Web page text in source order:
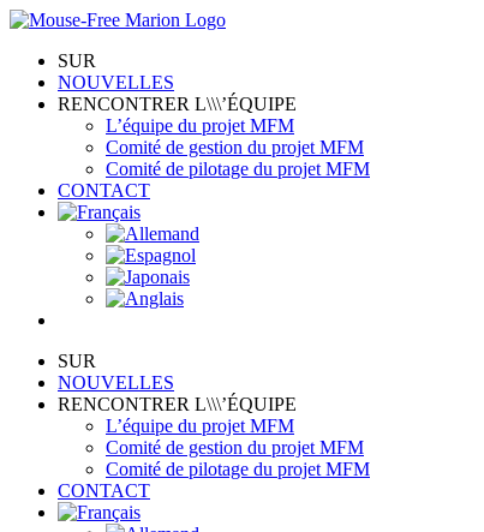
Skip
contentSUR
NOUVELLES
RENCONTRER L\\\’ÉQUIPE
L’équipe du projet MFM
Comité de gestion du projet MFM
Comité de pilotage du projet MFM
CONTACT
SUR
NOUVELLES
RENCONTRER L\\\’ÉQUIPE
L’équipe du projet MFM
Comité de gestion du projet MFM
Comité de pilotage du projet MFM
CONTACT